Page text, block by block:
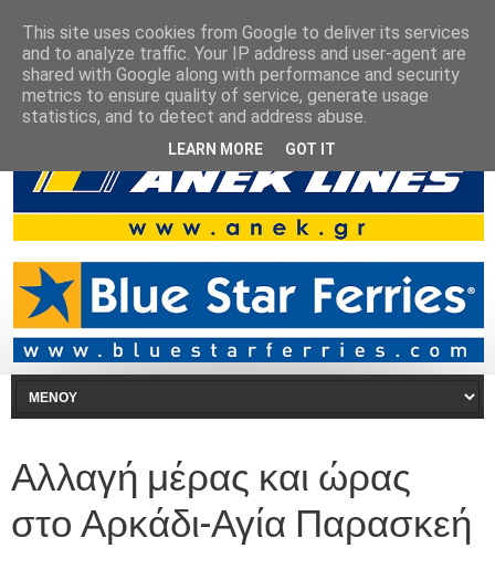
Αλλαγή μέρας και ώρας
στο Αρκάδι-Αγία Παρασκεή
This site uses cookies from Google to deliver its services
and to analyze traffic. Your IP address and user-agent are
shared with Google along with performance and security
metrics to ensure quality of service, generate usage
statistics, and to detect and address abuse.
LEARN MORE GOT IT